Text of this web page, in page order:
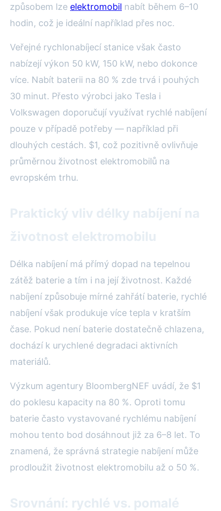
způsobem lze elektromobil nabít během 6–10
hodin, což je ideální například přes noc.
Veřejné rychlonabíjecí stanice však často
nabízejí výkon 50 kW, 150 kW, nebo dokonce
více. Nabít baterii na 80 % zde trvá i pouhých
30 minut. Přesto výrobci jako Tesla i
Volkswagen doporučují využívat rychlé nabíjení
pouze v případě potřeby — například při
dlouhých cestách. $1, což pozitivně ovlivňuje
průměrnou životnost elektromobilů na
evropském trhu.
Praktický vliv délky nabíjení na
životnost elektromobilu
Délka nabíjení má přímý dopad na tepelnou
zátěž baterie a tím i na její životnost. Každé
nabíjení způsobuje mírné zahřátí baterie, rychlé
nabíjení však produkuje více tepla v kratším
čase. Pokud není baterie dostatečně chlazena,
dochází k urychlené degradaci aktivních
materiálů.
Výzkum agentury BloombergNEF uvádí, že $1
do poklesu kapacity na 80 %. Oproti tomu
baterie často vystavované rychlému nabíjení
mohou tento bod dosáhnout již za 6–8 let. To
znamená, že správná strategie nabíjení může
prodloužit životnost elektromobilu až o 50 %.
Srovnání: rychlé vs. pomalé